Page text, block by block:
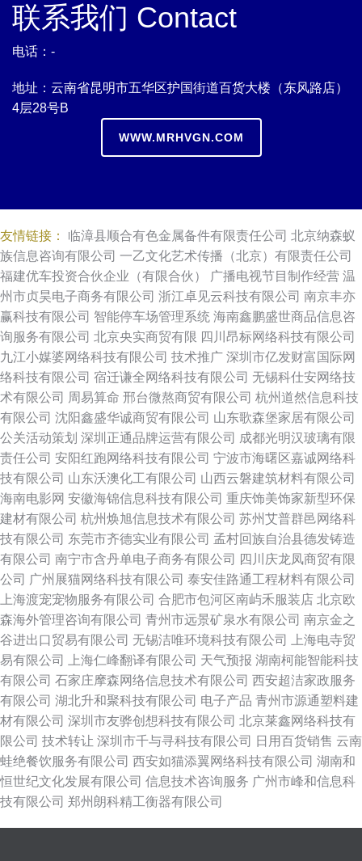
联系我们 Contact
电话：-
地址：云南省昆明市五华区护国街道百货大楼（东风路店）
4层28号B
WWW.MRHVGN.COM
友情链接： 临漳县顺合有色金属备件有限责任公司 北京纳森蚁
族信息咨询有限公司 一乙文化艺术传播（北京）有限责任公司
福建优车投资合伙企业（有限合伙）
广播电视节目制作经营 温
州市贞昊电子商务有限公司 浙江卓见云科技有限公司 南京丰亦
赢科技有限公司 智能停车场管理系统 海南鑫鹏盛世商品信息咨
询服务有限公司 北京央实商贸有限 四川昂标网络科技有限公司
九江小媒婆网络科技有限公司 技术推广 深圳市亿发财富国际网
络科技有限公司 宿迁谦全网络科技有限公司 无锡科仕安网络技
术有限公司 周易算命 邢台微熬商贸有限公司 杭州道然信息科技
有限公司 沈阳鑫盛华诚商贸有限公司 山东歌森堡家居有限公司
公关活动策划 深圳正通品牌运营有限公司 成都光明汉玻璃有限
责任公司 安阳红跑网络科技有限公司 宁波市海曙区嘉诚网络科
技有限公司 山东沃澳化工有限公司 山西云磐建筑材料有限公司
海南电影网 安徽海锦信息科技有限公司 重庆饰美饰家新型环保
建材有限公司 杭州焕旭信息技术有限公司 苏州艾普群邑网络科
技有限公司 东莞市齐德实业有限公司 孟村回族自治县德发铸造
有限公司 南宁市含丹单电子商务有限公司
四川庆龙凤商贸有限
公司 广州展猫网络科技有限公司 泰安佳路通工程材料有限公司
上海渡宠宠物服务有限公司 合肥市包河区南屿禾服装店 北京欧
森海外管理咨询有限公司 青州市远景矿泉水有限公司 南京金之
谷进出口贸易有限公司 无锡洁唯环境科技有限公司
上海电寺贸
易有限公司
上海仁峰翻译有限公司 天气预报 湖南柯能智能科技
有限公司 石家庄摩森网络信息技术有限公司 西安超洁家政服务
有限公司 湖北升和聚科技有限公司 电子产品 青州市源通塑料建
材有限公司 深圳市友骅创想科技有限公司 北京莱鑫网络科技有
限公司 技术转让 深圳市千与寻科技有限公司 日用百货销售 云南
蛙绝餐饮服务有限公司 西安如猫添翼网络科技有限公司 湖南和
恒世纪文化发展有限公司 信息技术咨询服务 广州市峰和信息科
技有限公司 郑州朗科精工衡器有限公司